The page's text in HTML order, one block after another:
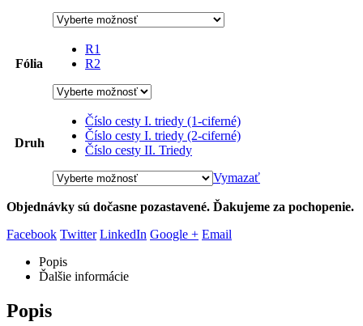
Fólia
R1
R2
Druh
Číslo cesty I. triedy (1-ciferné)
Číslo cesty I. triedy (2-ciferné)
Číslo cesty II. Triedy
Vymazať
Objednávky sú dočasne pozastavené. Ďakujeme za pochopenie.
Facebook Twitter LinkedIn Google + Email
Popis
Ďalšie informácie
Popis